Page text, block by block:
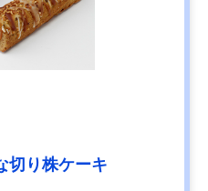
切り株ケーキ